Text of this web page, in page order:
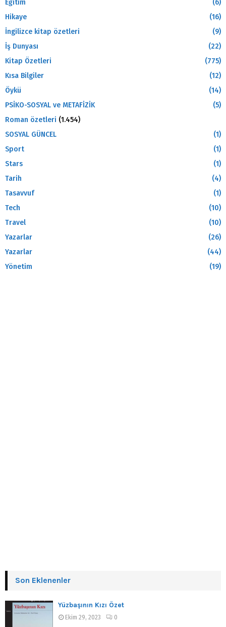
Eğitim
(6)
Hikaye
(16)
İngilizce kitap özetleri
(9)
İş Dunyası
(22)
Kitap Özetleri
(775)
Kısa Bilgiler
(12)
Öykü
(14)
PSİKO-SOSYAL ve METAFİZİK
(5)
Roman özetleri (1.454)
SOSYAL GÜNCEL
(1)
Sport
(1)
Stars
(1)
Tarih
(4)
Tasavvuf
(1)
Tech
(10)
Travel
(10)
Yazarlar
(26)
Yazarlar
(44)
Yönetim
(19)
Son Eklenenler
Yüzbaşının Kızı Özet
Ekim 29, 2023 0